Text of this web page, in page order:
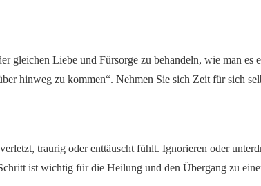
gleichen Liebe und Fürsorge zu behandeln, wie man
hinweg zu kommen“. Nehmen Sie sich Zeit für sich
traurig oder enttäuscht fühlt. Ignorieren oder
ist wichtig für die Heilung und den Übergang zu